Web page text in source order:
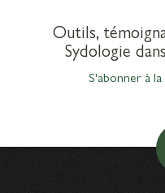
Outils,
Sydologie
S'abonner à